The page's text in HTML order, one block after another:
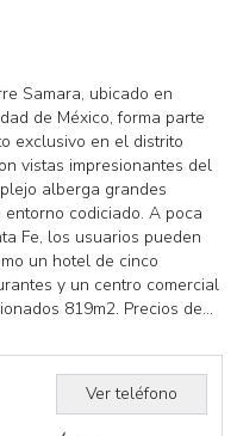
Samara, ubicado en
de México, forma parte
exclusivo en el distrito
vistas impresionantes del
alberga grandes
codiciado. A poca
Fe, los usuarios pueden
un hotel de cinco
y un centro comercial
Usd. + Iva por
más información sobre
raíces comerciales e
Ver teléfono